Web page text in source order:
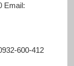
Email:
600-412